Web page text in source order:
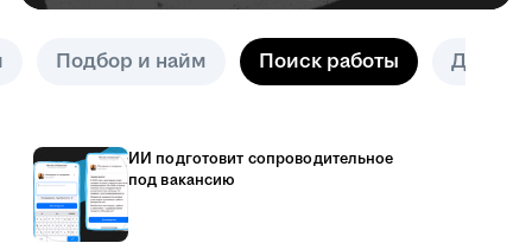
Подбор и найм Поиск работы Другое
ИИ подготовит сопроводительное
под вакансию